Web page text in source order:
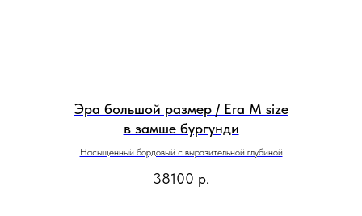
Эра большой размер / Era M size
в замше бургунди
Насыщенный бордовый с выразительной глубиной
38100 р.